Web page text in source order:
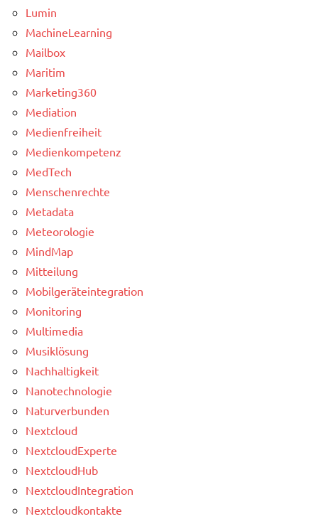
Lumin
MachineLearning
Mailbox
Maritim
Marketing360
Mediation
Medienfreiheit
Medienkompetenz
MedTech
Menschenrechte
Metadata
Meteorologie
MindMap
Mitteilung
Mobilgeräteintegration
Monitoring
Multimedia
Musiklösung
Nachhaltigkeit
Nanotechnologie
Naturverbunden
Nextcloud
NextcloudExperte
NextcloudHub
NextcloudIntegration
Nextcloudkontakte